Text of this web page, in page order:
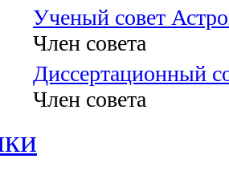
Ученый совет
Член совета
Диссертационный
Член совета